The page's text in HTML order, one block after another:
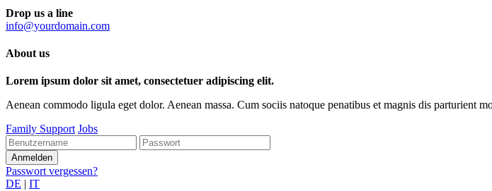
Drop us a line
info@yourdomain.com
About us
Lorem ipsum dolor sit amet, consectetuer adipiscing elit.
Aenean commodo ligula eget dolor. Aenean massa. Cum sociis natoque penatibus et magnis dis parturient
Family Support Jobs
Passwort vergessen?
DE | IT